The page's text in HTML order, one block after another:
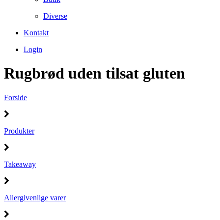
Diverse
Kontakt
Login
Rugbrød uden tilsat gluten
Forside
Produkter
Takeaway
Allergivenlige varer